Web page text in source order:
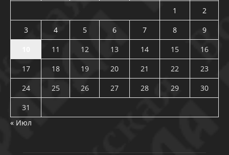
1
2
3
4 5 6 7 8
9
11 12 13 14 15
16
17
18 19 20 21 22
23
24
25 26 27 28 29
30
31
« Июл